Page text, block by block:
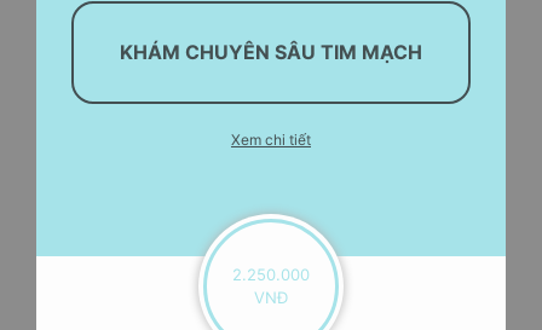
KHÁM CHUYÊN SÂU TIM MẠCH
Xem chi tiết
2.250.000
VNĐ